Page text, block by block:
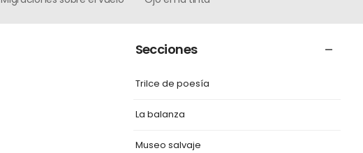
Secciones
Trilce de poesía
La balanza
Museo salvaje